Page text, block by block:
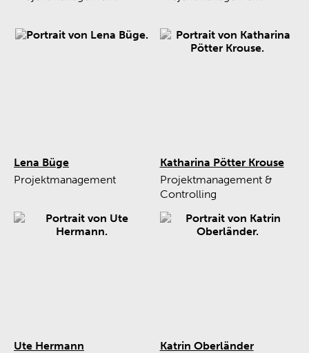
Lena Büge
Projektmanagement
Katharina Pötter Krouse
Projektmanagement &
Controlling
Ute Hermann
Katrin Oberländer